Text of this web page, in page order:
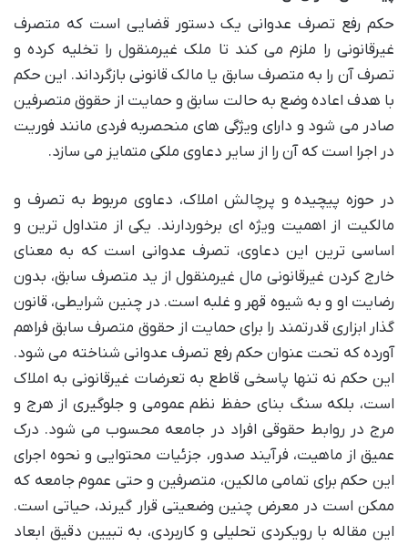
حکم رفع تصرف عدوانی یک دستور قضایی است که متصرف
غیرقانونی را ملزم می کند تا ملک غیرمنقول را تخلیه کرده و
تصرف آن را به متصرف سابق یا مالک قانونی بازگرداند. این حکم
با هدف اعاده وضع به حالت سابق و حمایت از حقوق متصرفین
صادر می شود و دارای ویژگی های منحصربه فردی مانند فوریت
در اجرا است که آن را از سایر دعاوی ملکی متمایز می سازد.
در حوزه پیچیده و پرچالش املاک، دعاوی مربوط به تصرف و
مالکیت از اهمیت ویژه ای برخوردارند. یکی از متداول ترین و
اساسی ترین این دعاوی، تصرف عدوانی است که به معنای
خارج کردن غیرقانونی مال غیرمنقول از ید متصرف سابق، بدون
رضایت او و به شیوه قهر و غلبه است. در چنین شرایطی، قانون
گذار ابزاری قدرتمند را برای حمایت از حقوق متصرف سابق فراهم
آورده که تحت عنوان حکم رفع تصرف عدوانی شناخته می شود.
این حکم نه تنها پاسخی قاطع به تعرضات غیرقانونی به املاک
است، بلکه سنگ بنای حفظ نظم عمومی و جلوگیری از هرج و
مرج در روابط حقوقی افراد در جامعه محسوب می شود. درک
عمیق از ماهیت، فرآیند صدور، جزئیات محتوایی و نحوه اجرای
این حکم برای تمامی مالکین، متصرفین و حتی عموم جامعه که
ممکن است در معرض چنین وضعیتی قرار گیرند، حیاتی است.
این مقاله با رویکردی تحلیلی و کاربردی، به تبیین دقیق ابعاد